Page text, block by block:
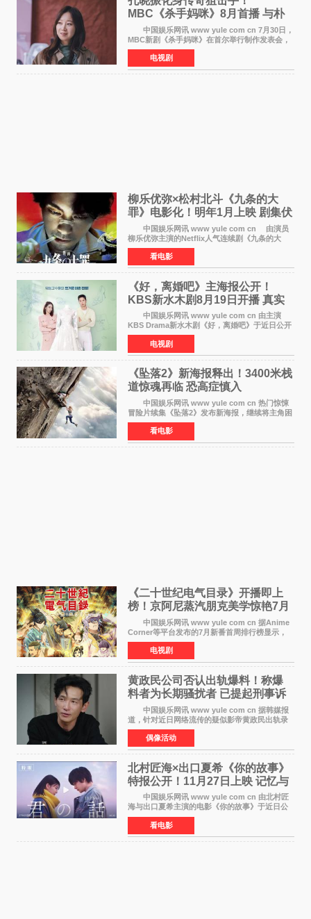
MBC《杀手妈咪》8月首播 与朴
恩斌展开收视对决
中国娱乐网讯 www yule com cn 7月30日，
MBC新剧《杀手妈咪》在首尔举行制作发表会，
主演孔晓振、郑准元、李相二、无真星、崔宇
成、李银泉等人一同出席，为新剧宣传造势。这
是孔晓振继《毛骨
电视剧
柳乐优弥×松村北斗《九条的大
罪》电影化！明年1月上映 剧集伏
笔将全面揭晓
中国娱乐网讯 www yule com cn 由演员
柳乐优弥主演的Netflix人气连续剧《九条的大
罪》正式宣布改编为电影，将于明年1月8日全国
上映。柳乐优弥与SixTONES松村北斗再度联
手，为观众带来这部
看电影
《好，离婚吧》主海报公开！
KBS新水木剧8月19日开播 真实
离婚体验记来袭
中国娱乐网讯 www yule com cn 由主演
KBS Drama新水木剧《好，离婚吧》于近日公开
主海报，正式进入开播倒计时。 海报中，男
女主角背对背站立，各自望向不同方向，中央的
空白与冷漠的表情
电视剧
《坠落2》新海报释出！3400米栈
道惊魂再临 恐高症慎入
中国娱乐网讯 www yule com cn 热门惊悚
冒险片续集《坠落2》发布新海报，继续将主角困
于绝境高处——这一次，是摇摇欲坠的徒步栈
道。该片将于今年9月2日北美上映，恐高症患者
请提前做好心理
看电影
《二十世纪电气目录》开播即上
榜！京阿尼蒸汽朋克美学惊艳7月
新番季
中国娱乐网讯 www yule com cn 据Anime
Corner等平台发布的7月新番首周排行榜显示，
由京都动画制作的《二十世纪电气目录》在多个
榜单中表现亮眼，位列AniLab全球TOP10第十
名。该剧改编自结
电视剧
黄政民公司否认出轨爆料！称爆
料者为长期骚扰者 已提起刑事诉
中国娱乐网讯 www yule com cn 据韩媒报
道，针对近日网络流传的疑似影帝黄政民出轨录
音及短信爆料，黄政民所属经纪公司于今日正式
发表声明，明确否认相关传闻。 公司表示，
爆料者是一名长
偶像活动
北村匠海×出口夏希《你的故事》
特报公开！11月27日上映 记忆与
初恋的奇幻交织
中国娱乐网讯 www yule com cn 由北村匠
海与出口夏希主演的电影《你的故事》于近日公
开特报影像，正式定档11月27日上映。 本片
改编自三秋缒同名小说，编剧由曾执笔《孤独摇
滚！》的吉田惠
看电影